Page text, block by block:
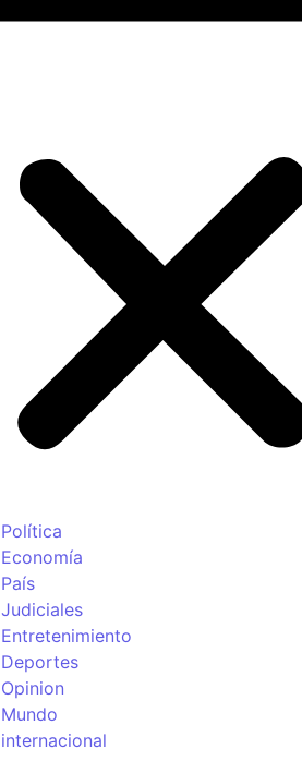
Política
Economía
País
Judiciales
Entretenimiento
Deportes
Opinion
Mundo
internacional